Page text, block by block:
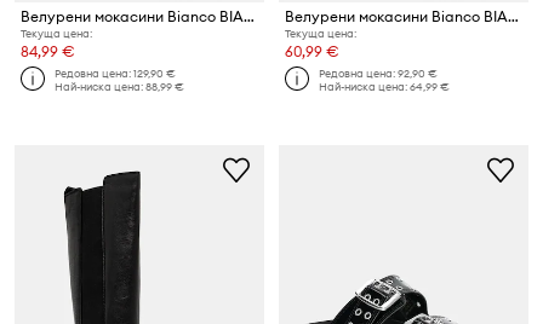
Велурени мокасини Bianco BIACAPRI
Текуща цена:
84,99 €
Редовна цена:129,90 €
Най-ниска цена:88,99 €
Велурени мокасини Bianco BIAMARLENE
Текуща цена:
60,99 €
Редовна цена:92,90 €
Най-ниска цена:64,99 €